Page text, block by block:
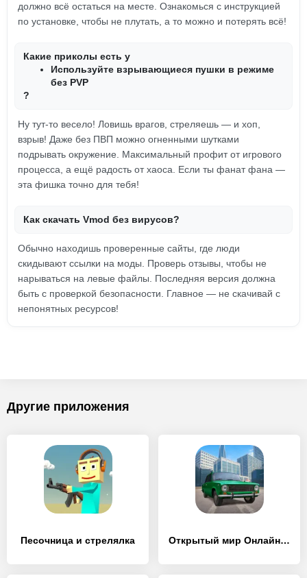
должно всё остаться на месте. Ознакомься с инструкцией
по установке, чтобы не плутать, а то можно и потерять всё!
Какие приколы есть у
Используйте взрывающиеся пушки в режиме
без PVP
?
Ну тут-то весело! Ловишь врагов, стреляешь — и хоп,
взрыв! Даже без ПВП можно огненными шутками
подрывать окружение. Максимальный профит от игрового
процесса, а ещё радость от хаоса. Если ты фанат фана —
эта фишка точно для тебя!
Как скачать Vmod без вирусов?
Обычно находишь проверенные сайты, где люди
скидывают ссылки на моды. Проверь отзывы, чтобы не
нарываться на левые файлы. Последняя версия должна
быть с проверкой безопасности. Главное — не скачивай с
непонятных ресурсов!
Другие приложения
Песочница и стрелялка Открытый мир Онлайн. Песочница